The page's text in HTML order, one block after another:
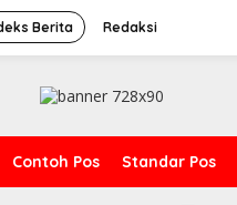
Berita Redaksi
Contoh Pos Standar Pos